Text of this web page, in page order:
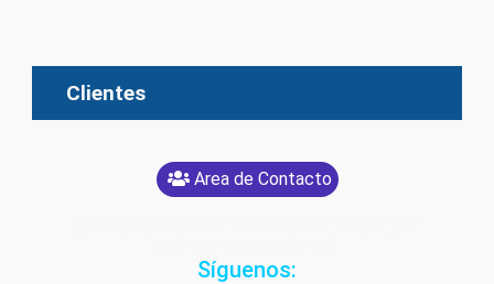
Clientes
Area de Contacto
Síguenos: